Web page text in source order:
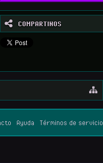
COMPARTINOS
Ayuda Términos de servicio